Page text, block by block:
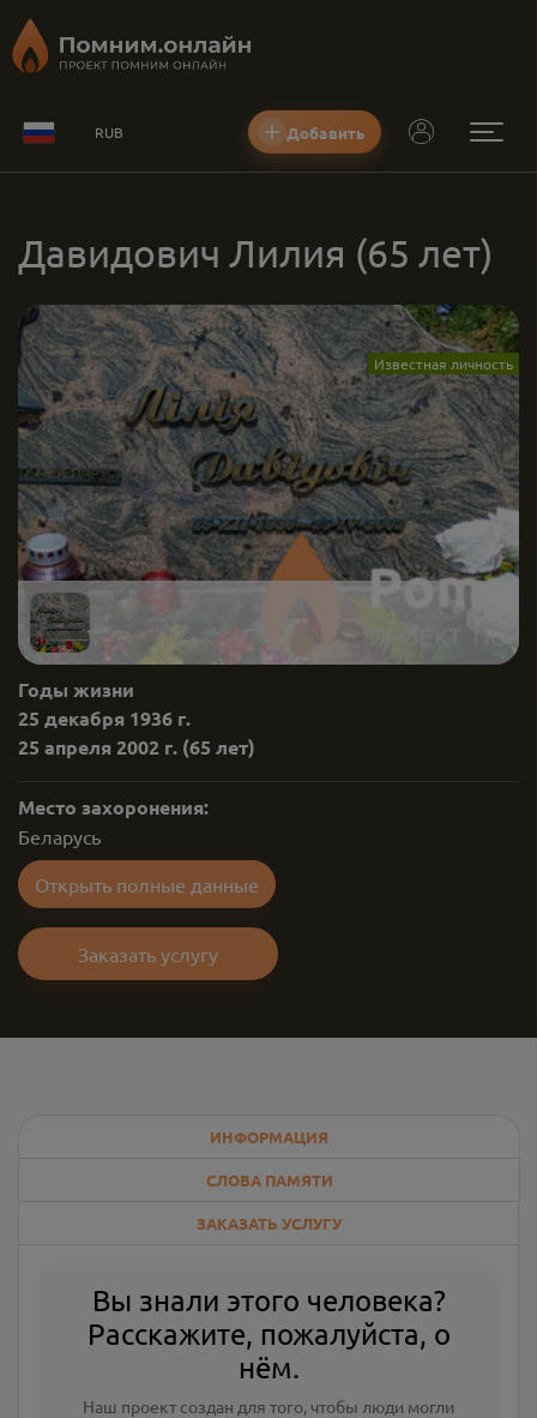
RUB Добавить
Давидович Лилия (65 лет)
Известная личность
Годы жизни
25 декабря 1936 г.
25 апреля 2002 г. (65 лет)
Место захоронения:
Беларусь
Открыть полные данные
Заказать услугу
ИНФОРМАЦИЯ
СЛОВА ПАМЯТИ
ЗАКАЗАТЬ УСЛУГУ
Вы знали этого человека?
Расскажите, пожалуйста, о
нём.
Наш проект создан для того, чтобы люди могли